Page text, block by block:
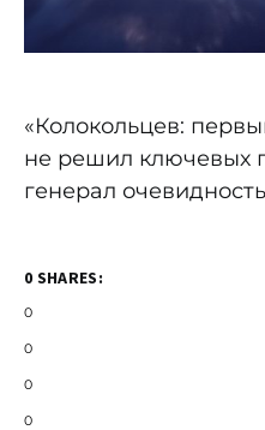
«Колокольцев:
не решил ключевых
генерал очевидность
0 SHARES:
0
0
0
0